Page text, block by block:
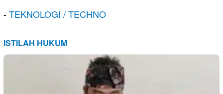
-TEKNOLOGI / TECHNO
ISTILAH HUKUM